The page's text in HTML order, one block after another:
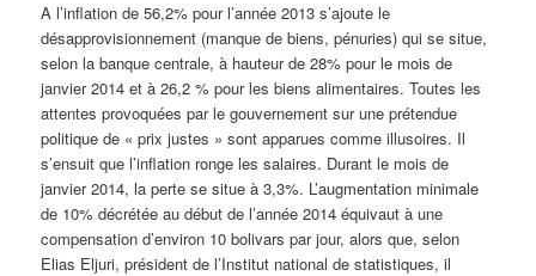
A l’inflation de 56,2% pour l’année 2013 s’ajoute le
désapprovisionnement (manque de biens, pénuries) qui se situe,
selon la banque centrale, à hauteur de 28% pour le mois de
janvier 2014 et à 26,2 % pour les biens alimentaires. Toutes les
attentes provoquées par le gouvernement sur une prétendue
politique de « prix justes » sont apparues comme illusoires. Il
s’ensuit que l’inflation ronge les salaires. Durant le mois de
janvier 2014, la perte se situe à 3,3%. L’augmentation minimale
de 10% décrétée au début de l’année 2014 équivaut à une
compensation d’environ 10 bolivars par jour, alors que, selon
Elias Eljuri, président de l’Institut national de statistiques, il